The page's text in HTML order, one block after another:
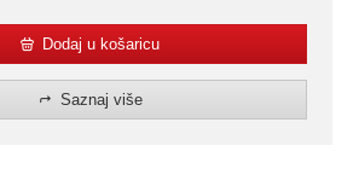
Dodaj u košaricu
Saznaj više